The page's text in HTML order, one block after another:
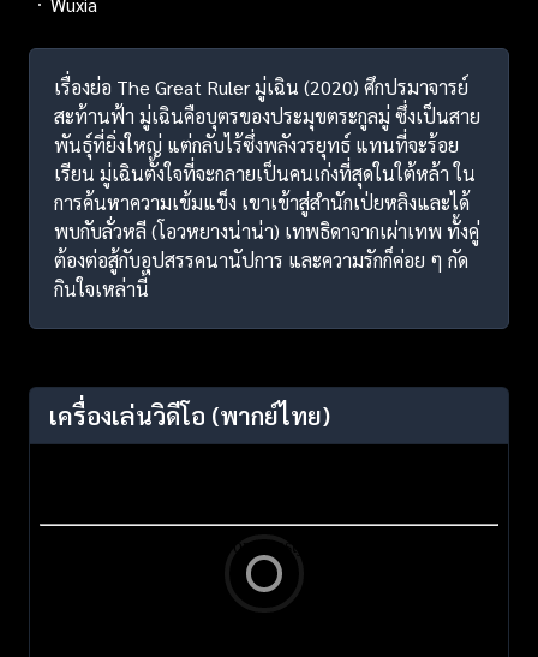
เรื่องย่อ The Great Ruler มู่เฉิน (2020) ศึกปรมาจารย์
สะท้านฟ้า มู่เฉินคือบุตรของประมุขตระกูลมู่ ซึ่งเป็นสาย
พันธุ์ที่ยิ่งใหญ่ แต่กลับไร้ซึ่งพลังวรยุทธ์ แทนที่จะร้อย
เรียน มู่เฉินตั้งใจที่จะกลายเป็นคนเก่งที่สุดในใต้หล้า ใน
การค้นหาความเข้มแข็ง เขาเข้าสู่สำนักเป่ยหลิงและได้
พบกับลั่วหลี (โอวหยางน่าน่า) เทพธิดาจากเผ่าเทพ ทั้งคู่
ต้องต่อสู้กับอุปสรรคนานัปการ และความรักก็ค่อย ๆ กัด
กินใจเหล่านี้
เครื่องเล่นวิดีโอ (พากย์ไทย)